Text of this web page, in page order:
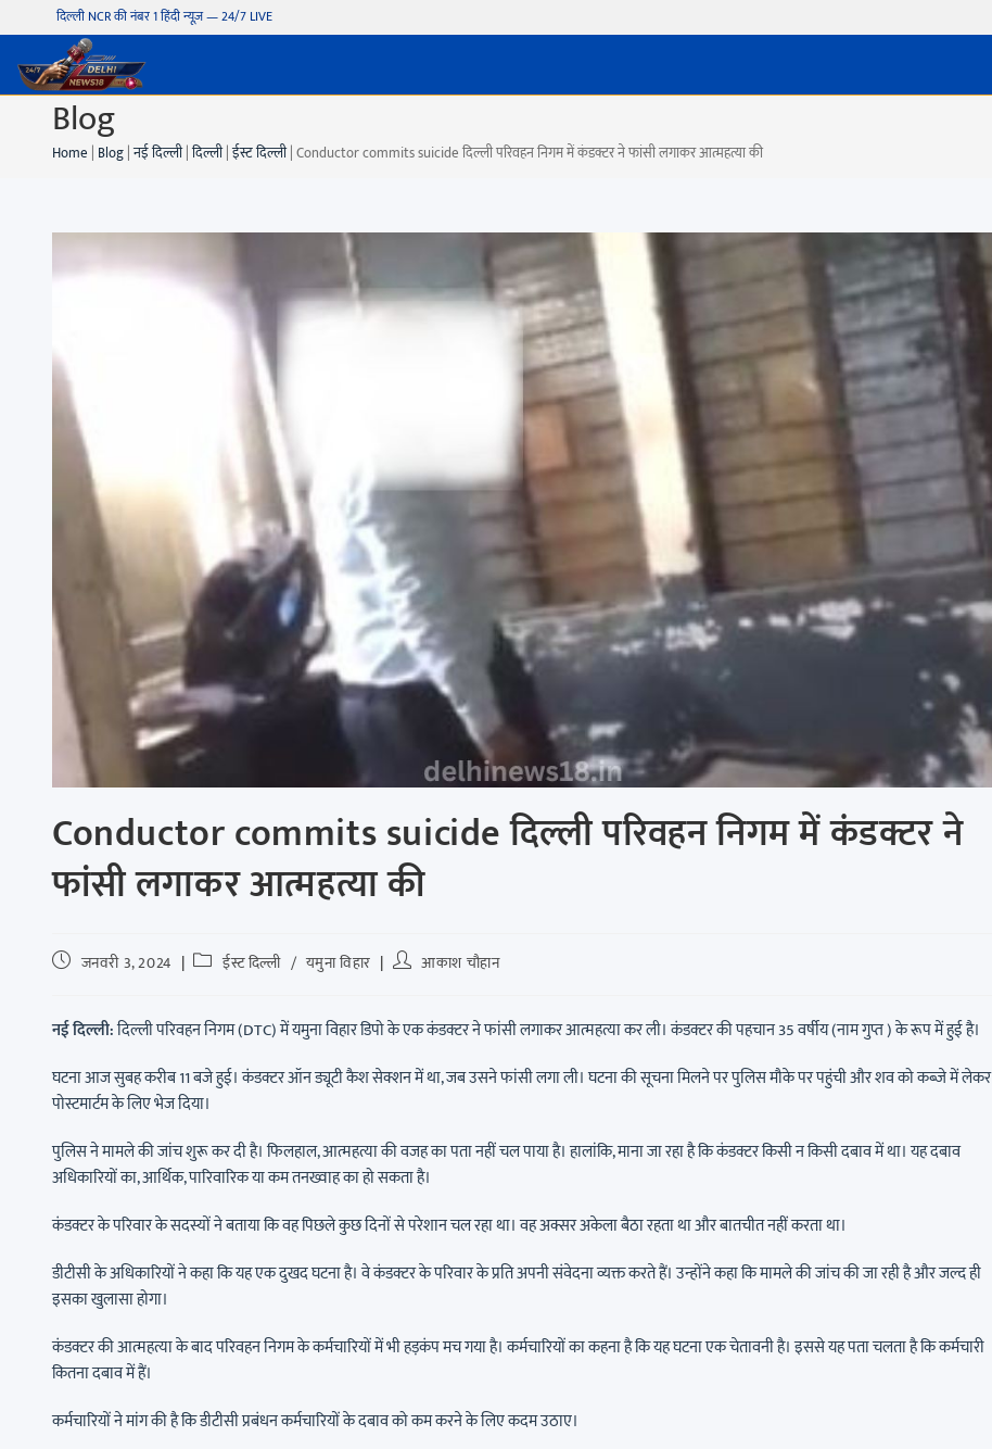
दिल्ली NCR की नंबर 1 हिंदी न्यूज़ — 24/7 LIVE
Blog
Home | Blog|नई दिल्ली|दिल्ली|ईस्ट दिल्ली|Conductor commits suicide दिल्ली परिवहन निगम में कंडक्टर ने फांसी लगाकर आत्महत्या की
Conductor commits suicide दिल्ली परिवहन निगम में कंडक्टर ने
फांसी लगाकर आत्महत्या की
जनवरी 3, 2024 ईस्ट दिल्ली / यमुना विहार आकाश चौहान
नई दिल्ली:दिल्ली परिवहन निगम (DTC) में यमुना विहार डिपो के एक कंडक्टर ने फांसी लगाकर आत्महत्या कर ली। कंडक्टर की पहचान 35 वर्षीय (नाम गुप्त ) के रूप में हुई है।
घटना आज सुबह करीब 11 बजे हुई। कंडक्टर ऑन ड्यूटी कैश सेक्शन में था, जब उसने फांसी लगा ली। घटना की सूचना मिलने पर पुलिस मौके पर पहुंची और शव को कब्जे में लेकर
पोस्टमार्टम के लिए भेज दिया।
पुलिस ने मामले की जांच शुरू कर दी है। फिलहाल, आत्महत्या की वजह का पता नहीं चल पाया है। हालांकि, माना जा रहा है कि कंडक्टर किसी न किसी दबाव में था। यह दबाव
अधिकारियों का, आर्थिक, पारिवारिक या कम तनख्वाह का हो सकता है।
कंडक्टर के परिवार के सदस्यों ने बताया कि वह पिछले कुछ दिनों से परेशान चल रहा था। वह अक्सर अकेला बैठा रहता था और बातचीत नहीं करता था।
डीटीसी के अधिकारियों ने कहा कि यह एक दुखद घटना है। वे कंडक्टर के परिवार के प्रति अपनी संवेदना व्यक्त करते हैं। उन्होंने कहा कि मामले की जांच की जा रही है और जल्द ही
इसका खुलासा होगा।
कंडक्टर की आत्महत्या के बाद परिवहन निगम के कर्मचारियों में भी हड़कंप मच गया है। कर्मचारियों का कहना है कि यह घटना एक चेतावनी है। इससे यह पता चलता है कि कर्मचारी
कितना दबाव में हैं।
कर्मचारियों ने मांग की है कि डीटीसी प्रबंधन कर्मचारियों के दबाव को कम करने के लिए कदम उठाए।